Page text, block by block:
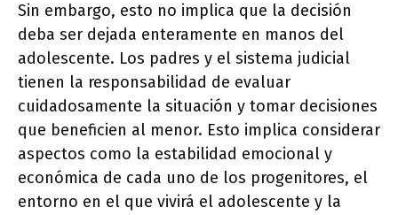
Sin embargo, esto no implica que la decisión
deba ser dejada enteramente en manos del
adolescente. Los padres y el sistema judicial
tienen la responsabilidad de evaluar
cuidadosamente la situación y tomar decisiones
que beneficien al menor. Esto implica considerar
aspectos como la estabilidad emocional y
económica de cada uno de los progenitores, el
entorno en el que vivirá el adolescente y la